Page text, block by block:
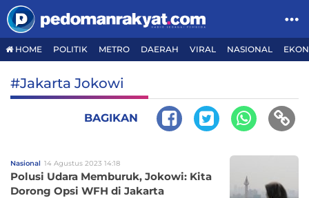
HOME POLITIK METRO DAERAH VIRAL NASIONAL
#Jakarta Jokowi
BAGIKAN
Nasional 14 Agustus 2023 14:18
Polusi Udara Memburuk, Jokowi: Kita
Dorong Opsi WFH di Jakarta